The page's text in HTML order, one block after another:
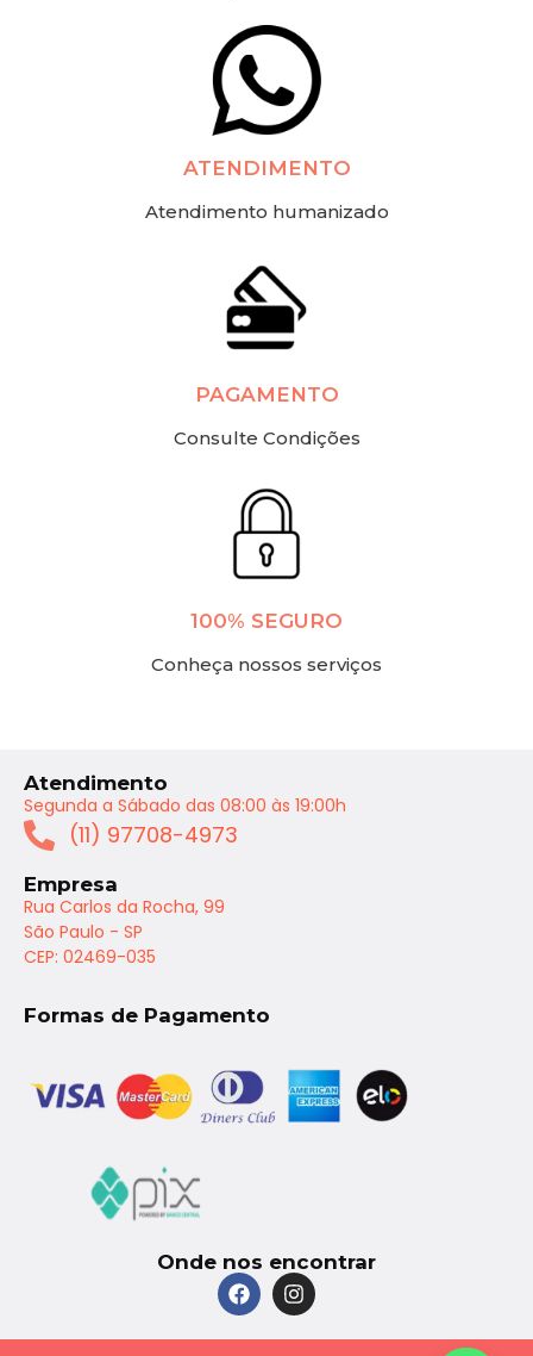
ATENDIMENTO
Atendimento humanizado
PAGAMENTO
Consulte Condições
100% SEGURO
Conheça nossos serviços
Atendimento
Segunda a Sábado das 08:00 às 19:00h
(11) 97708-4973
Empresa
Rua Carlos da Rocha, 99
São Paulo - SP
CEP: 02469-035
Formas de Pagamento
Onde nos encontrar